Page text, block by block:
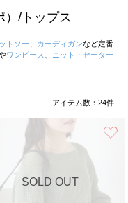
）/トップス
トソー カーディガンなど定番
ワンピース
ニット・セーター
アイテム数： 24件
SOLD OUT